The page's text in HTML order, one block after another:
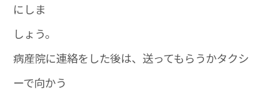
にしま
しょう。
病産院に連絡をした後は、送ってもらうかタクシ
ーで向かう